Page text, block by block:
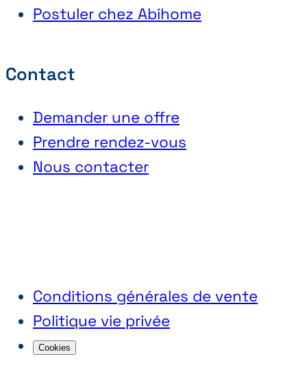
Conditions générales de vente
Politique vie privée
Cookies
Postuler chez Abihome
Contact
Demander une offre
Prendre rendez-vous
Nous contacter